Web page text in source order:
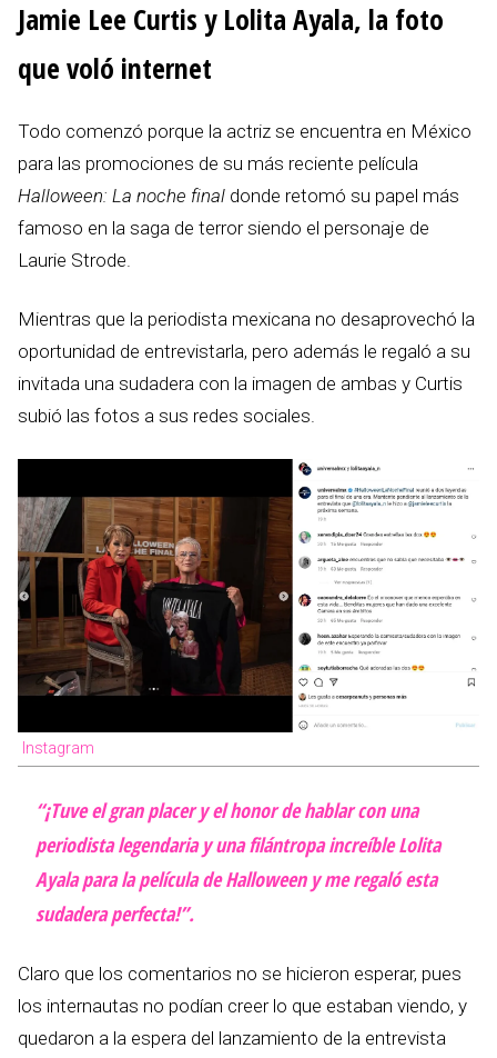
Jamie Lee Curtis y Lolita Ayala, la foto
que voló internet
Todo comenzó porque la actriz se encuentra en México
para las promociones de su más reciente película
Halloween: La noche final donde retomó su papel más
famoso en la saga de terror siendo el personaje de
Laurie Strode.
Mientras que la periodista mexicana no desaprovechó la
oportunidad de entrevistarla, pero además le regaló a su
invitada una sudadera con la imagen de ambas y Curtis
subió las fotos a sus redes sociales.
Instagram
“¡Tuve el gran placer y el honor de hablar con una
periodista legendaria y una filántropa increíble Lolita
Ayala para la película deHalloweeny me regaló esta
sudadera perfecta!”.
Claro que los comentarios no se hicieron esperar, pues
los internautas no podían creer lo que estaban viendo, y
quedaron a la espera del lanzamiento de la entrevista